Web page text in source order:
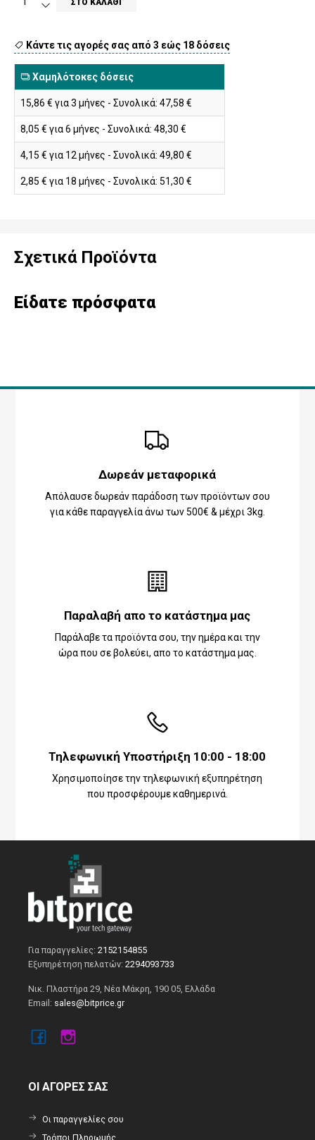
Κάντε τις αγορές σας από 3 εώς 18 δόσεις
Χαμηλότοκες δόσεις
15,86 € για 3 μήνες - Συνολικά: 47,58 €
8,05 € για 6 μήνες - Συνολικά: 48,30 €
4,15 € για 12 μήνες - Συνολικά: 49,80 €
2,85 € για 18 μήνες - Συνολικά: 51,30 €
Σχετικά Προϊόντα
Είδατε πρόσφατα
Δωρεάν μεταφορικά
Απόλαυσε δωρεάν παράδοση των προϊόντων σου
για κάθε παραγγελία άνω των 500€ & μέχρι 3kg.
Παραλαβή απο το κατάστημα μας
Παράλαβε τα προϊόντα σου, την ημέρα και την
ώρα που σε βολεύει, απο το κατάστημα μας.
Τηλεφωνική Υποστήριξη 10:00 - 18:00
Χρησιμοποίησε την τηλεφωνική εξυπηρέτηση
που προσφέρουμε καθημερινά.
Για παραγγελίες:2152154855
Εξυπηρέτηση πελατών:2294093733
Νικ. Πλαστήρα 29, Νέα Μάκρη, 190 05, Ελλάδα
Email: sales@bitprice.gr
ΟΙ ΑΓΟΡΕΣ ΣΑΣ
Οι παραγγελίες σου
Τρόποι Πληρωμής